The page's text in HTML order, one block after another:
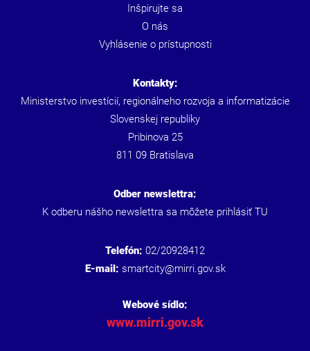
Inšpirujte sa
O nás
Vyhlásenie o prístupnosti
Kontakty:
Ministerstvo investícií, regionálneho rozvoja a informatizácie
Slovenskej republiky
Pribinova 25
811 09 Bratislava
Odber newslettra:
K odberu nášho newslettra sa môžete prihlásiť TU
Telefón: 02/20928412
E-mail: smartcity@mirri.gov.sk
Webové sídlo:
www.mirri.gov.sk